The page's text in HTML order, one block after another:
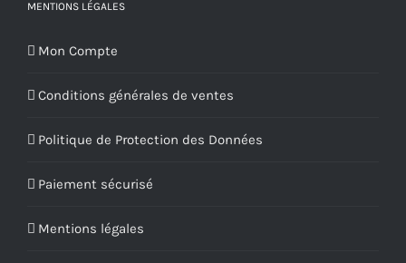
MENTIONS LÉGALES
Mon Compte
Conditions générales de ventes
Politique de Protection des Données
Paiement sécurisé
Mentions légales